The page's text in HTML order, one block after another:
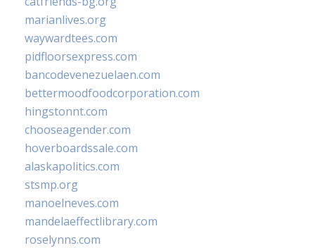
marianlives.org
waywardtees.com
pidfloorsexpress.com
bancodevenezuelaen.com
bettermoodfoodcorporation.com
hingstonnt.com
chooseagender.com
hoverboardssale.com
alaskapolitics.com
stsmp.org
manoelneves.com
mandelaeffectlibrary.com
roselynns.com